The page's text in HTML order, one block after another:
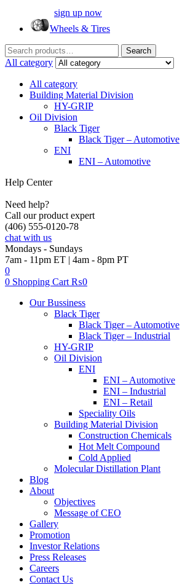
sign up now
Wheels & Tires
Search
for:
Search
All category
All category
Building Material Division
HY-GRIP
Oil Division
Black Tiger
Black Tiger – Automotive
ENI
ENI – Automotive
Help Center
Need help?
Call our product expert
(406) 555-0120-78
chat with us
Mondays - Sundays
7am - 11pm ET | 4am - 8pm PT
0
0 Shopping Cart ₨0
Our Bussiness
Black Tiger
Black Tiger – Automotive
Black Tiger – Industrial
HY-GRIP
Oil Division
ENI
ENI – Automotive
ENI – Industrial
ENI – Retail
Speciality Oils
Building Material Division
Construction Chemicals
Hot Melt Compound
Cold Applied
Molecular Distillation Plant
Blog
About
Objectives
Message of CEO
Gallery
Promotion
Investor Relations
Press Releases
Careers
Contact Us